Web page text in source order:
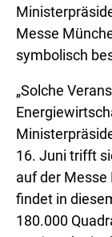
Messe
symbolisch
„Solche
16. Juni trifft
auf der Messe
findet in
180.000